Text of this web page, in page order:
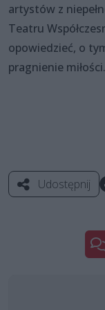
artystów z
Teatru
opowiedzieć, o
pragnienie miłości.
Udostępnij